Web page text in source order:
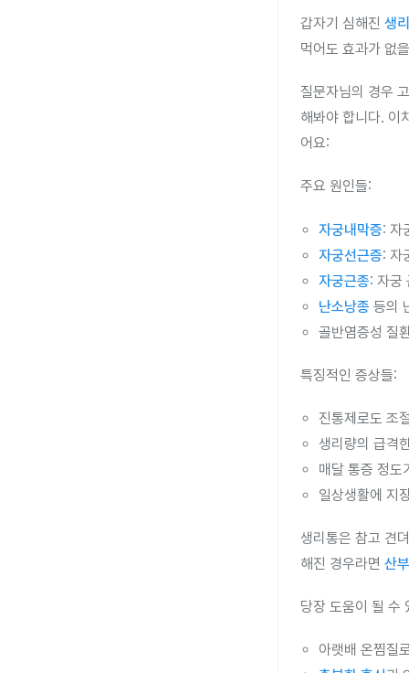
갑자기 심해진 생
먹어도 효과가 없
질문자님의 경우
해봐야 합니다. 이
어요:
주요 원인들:
자궁내막증: 자
자궁선근증: 자
자궁근종: 자궁
난소낭종 등의
골반염증성 질
특징적인 증상들:
진통제로도 조
생리량의 급격
매달 통증 정도
일상생활에 지
생리통은 참고 견
해진 경우라면 산
당장 도움이 될 수
아랫배 온찜질